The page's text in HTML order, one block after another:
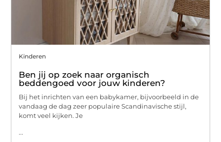
Kinderen
Ben jij op zoek naar organisch
beddengoed voor jouw kinderen?
Bij het inrichten van een babykamer, bijvoorbeeld in de
vandaag de dag zeer populaire Scandinavische stijl,
komt veel kijken. Je
...